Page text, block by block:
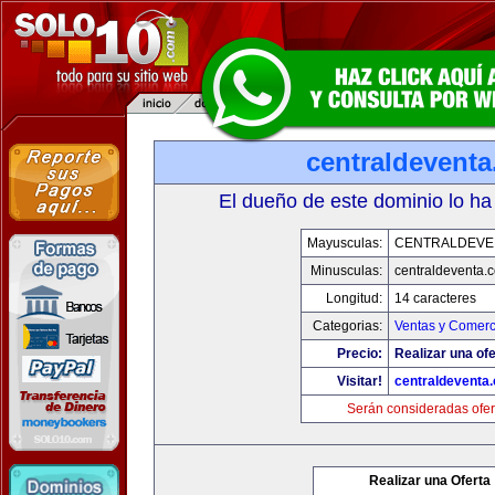
El dueño de este dominio lo
Mayusculas:
Minusculas:
Longitud:
14 caracteres
Categorias:
Ventas y
Precio:
Realizar una
Visitar!
Serán consideradas
Realizar una Oferta